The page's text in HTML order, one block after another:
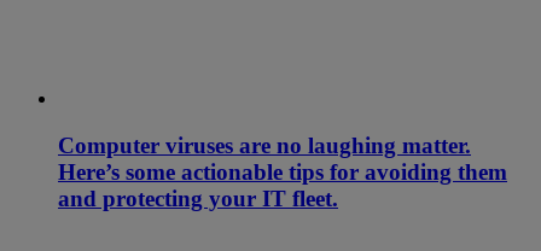
Computer viruses are no laughing matter.
Here’s some actionable tips for avoiding them
and protecting your IT fleet.